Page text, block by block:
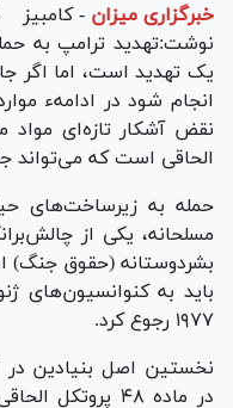
خبرگزاری میزان -
نوشت:تهدید ترامپ به
یک تهدید است، اما اگر
انجام شود در ادامهء
نقض آشکار تازه‌ای مواد
الحاقی است که
حمله به زیرساخت‌های
مسلحانه، یکی از
بشردوستانه (حقوق جنگ)
۱۹۷۷ رجوع کرد.
نخستین اصل بنیادین
در ماده ۴۸